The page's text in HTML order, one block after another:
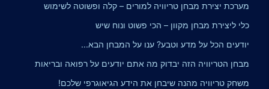
מערכת יצירת מבחן טריוויה למורים – קלה ופשוטה לשימוש
כלי ליצירת מבחן מקוון – הכי פשוט ונוח שיש
יודעים הכל על מדע וטבע? ענו על המבחן הבא...
מבחן הטריוויה הזה יבדוק מה אתם יודעים על רפואה ובריאות
משחק טריוויה מהנה שיבחן את הידע הגיאוגרפי שלכם!